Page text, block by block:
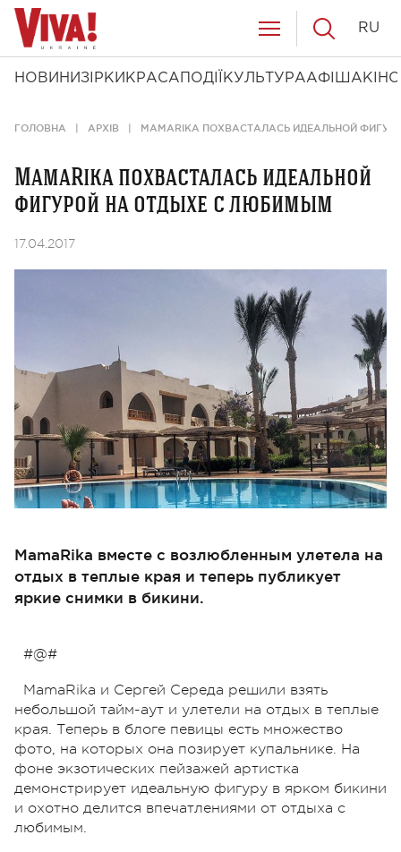
НОВИНИ ЗІРКИ КРАСА ПОДІЇ КУЛЬТУРААФІША КІНО
RU
ГОЛОВНА АРХІВ MAMARIKA ПОХВАСТАЛАСЬ ИДЕАЛЬНОЙ
MamaRika похвасталась идеальной
фигурой на отдыхе с любимым
17.04.2017
MamaRika вместе с возлюбленным улетела на
отдых в теплые края и теперь публикует
яркие снимки в бикини.
#@#
MamaRika и Сергей Середа решили взять
небольшой тайм-аут и улетели на отдых в теплые
края. Теперь в блоге певицы есть множество
фото, на которых она позирует купальнике. На
фоне экзотических пейзажей артистка
демонстрирует идеальную фигуру в ярком бикини
и охотно делится впечатлениями от отдыха с
любимым.